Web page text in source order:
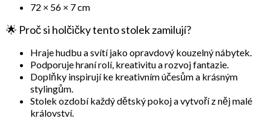
72 × 56 × 7 cm
🌟 Proč si holčičky tento stolek zamilují?
Hraje hudbu a svítí jako opravdový kouzelný nábytek.
Podporujehraní rolí, kreativitu a rozvoj fantazie.
Doplňky inspirují ke kreativním účesům a krásným
stylingům.
Stolek ozdobí každý dětský pokoj a vytvoří z něj malé
království.